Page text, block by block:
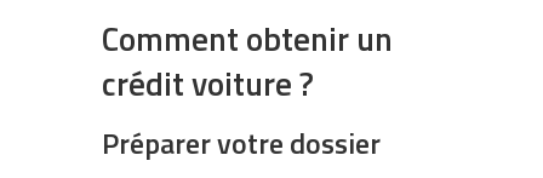
Comment obtenir un
crédit voiture ?
Préparer votre dossier